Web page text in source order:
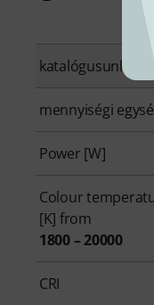
katalógusunkba
mennyiségi
Power [W]
Colour
[K] from
1800 – 20000
CRI